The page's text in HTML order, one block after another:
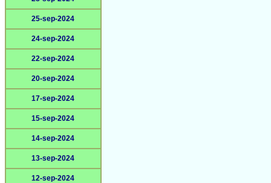
25-sep-2024
24-sep-2024
22-sep-2024
20-sep-2024
17-sep-2024
15-sep-2024
14-sep-2024
13-sep-2024
12-sep-2024